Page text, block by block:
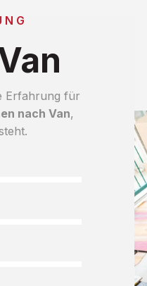
Erfahrung für
nach Van,